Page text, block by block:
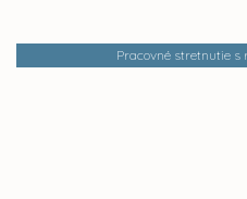
Pracovné stretnutie